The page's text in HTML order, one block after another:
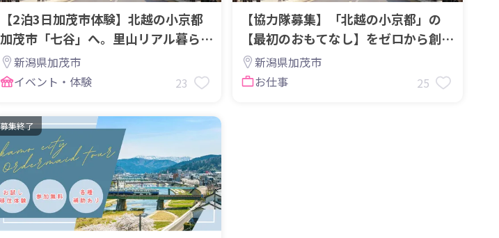
【2泊3日加茂市体験】北越の小京都
加茂市「七谷」へ。里山リアル暮らし
体験ツアー!
新潟県加茂市
イベント・体験
23
【協力隊募集】「北越の小京都」の
【最初のおもてなし】をゼロから創る
観光プロデューサー募集
新潟県加茂市
お仕事
25
募集終了